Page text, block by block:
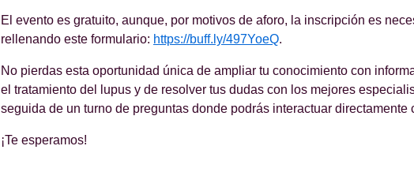
El evento es gratuito, aunque, por motivos de aforo, la inscripción es
rellenando este formulario: https://buff.ly/497YoeQ.
No pierdas esta oportunidad única de ampliar tu conocimiento con
el tratamiento del lupus y de resolver tus dudas con los mejores
seguida de un turno de preguntas donde podrás interactuar directamente
¡Te esperamos!